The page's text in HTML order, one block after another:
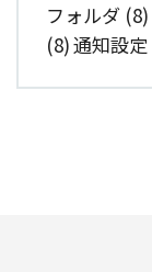
フォルダ (8)
(8)通知設定